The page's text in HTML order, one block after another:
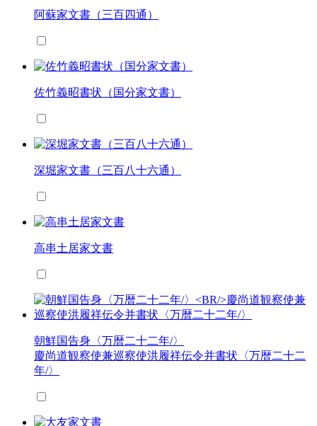
阿蘇家文書（三百四通）
佐竹義昭書状（国分家文書）
深堀家文書（三百八十六通）
高串土居家文書
朝鮮国告身〈万暦二十二年/〉
慶尚道観察使兼巡察使洪履祥伝令并書状〈万暦二十二
年/〉